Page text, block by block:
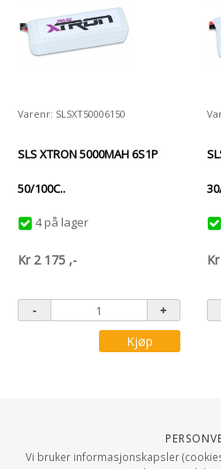
Varenr: SLSXT50006150
SLS XTRON 5000MAH 6S1P
50/100C..
4 på lager
Kr 2 175 ,-
Kjøp
Kr
Vi bruker informasjonskapsler